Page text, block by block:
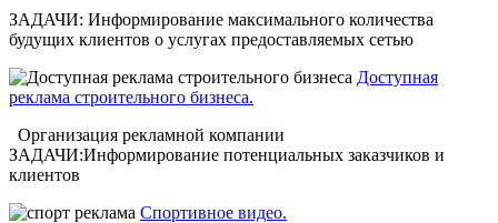
ЗАДАЧИ: Информирование максимального количества
будущих клиентов о услугах предоставляемых сетью
Доступная
реклама строительного бизнеса.
Организация рекламной компании
ЗАДАЧИ:Информирование потенциальных заказчиков и
клиентов
Спортивное видео.